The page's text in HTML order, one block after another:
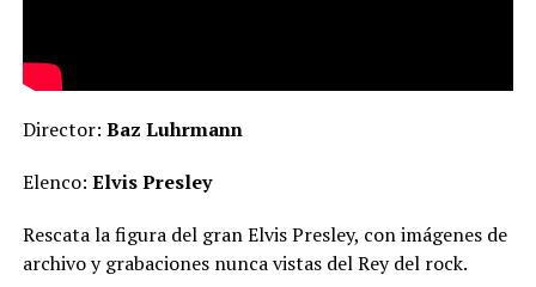
Director: Baz Luhrmann
Elenco: Elvis Presley
Rescata la figura del gran Elvis Presley, con imágenes de
archivo y grabaciones nunca vistas del Rey del rock.